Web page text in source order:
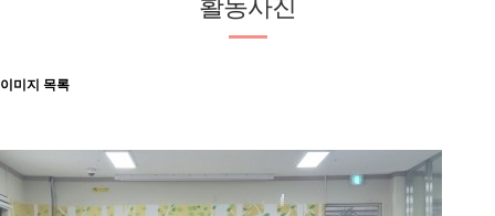
활동사진
이미지 목록